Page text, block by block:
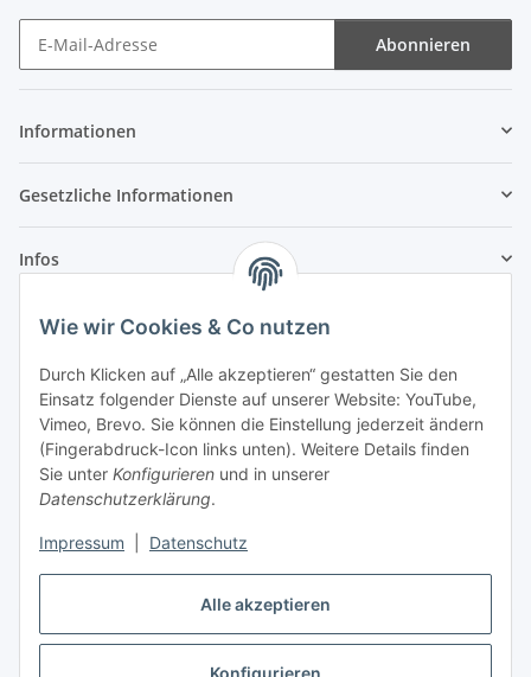
Alle akzeptieren
Wie wir Cookies & Co nutzen
Durch Klicken auf „Alle akzeptieren“ gestatten Sie den
Einsatz folgender Dienste auf unserer Website: YouTube,
Vimeo, Brevo. Sie können die Einstellung jederzeit ändern
(Fingerabdruck-Icon links unten). Weitere Details finden
Sie unter Konfigurieren und in unserer
Datenschutzerklärung.
Impressum Datenschutz
Abonnieren
Informationen
Gesetzliche Informationen
Infos
Laden - Öffnungszeiten:
Montag 09:00Uhr bis
16:00 Uhr
Dienstag
09:00 Uhr bis
17:00 Uhr
Mittwoch
09:00 Uhr bis 16:00 Uhr
Donnerstag
09:00 Uhr bis
17:00 Uhr
Freitag
09:00 Uhr
Vertrag widerrufen